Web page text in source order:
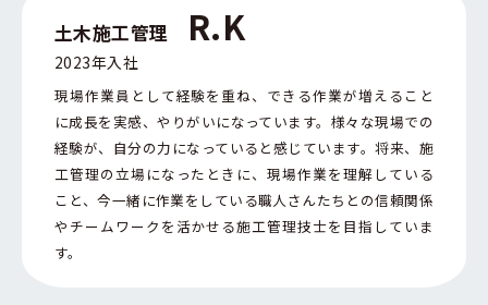
土木施工管理 R.K
2023年入社
現場作業員として経験を重ね、できる作業が増えること
に成長を実感、やりがいになっています。様々な現場での
経験が、自分の力になっていると感じています。将来、施
工管理の立場になったときに、現場作業を理解している
こと、今一緒に作業をしている職人さんたちとの信頼関係
やチームワークを活かせる施工管理技士を目指していま
す。